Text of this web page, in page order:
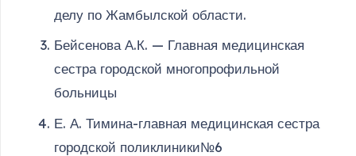
делу по Жамбылской области.
Бейсенова А.К. — Главная медицинская
сестра городской многопрофильной
больницы
Е. А. Тимина-главная медицинская сестра
городской поликлиники№6